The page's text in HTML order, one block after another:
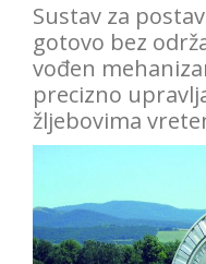
Sustav za
gotovo bez
vođen
precizno
žljebovima